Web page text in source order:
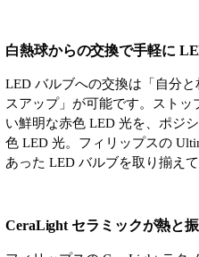
白熱球からの交換で手軽に
LED バルブへの交換は「自分
スアップ」が可能です。スト
い鮮明な赤色 LED 光を、ポジ
色 LED 光。フィリップスの
あった LED バルブを取り揃えて
CeraLight セラミックが熱と